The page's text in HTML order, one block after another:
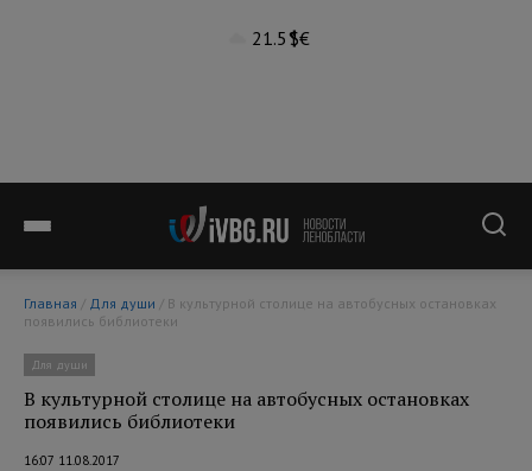
21.5°$€
Главная / Для души
появились библиотеки
Для души
В культурной столице на автобусных остановках
появились библиотеки
16:07 11.08.2017